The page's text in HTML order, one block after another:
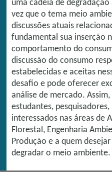
uma cadeia de
vez que o tema meio
discussões atuais
fundamental sua inserção
comportamento do
discussão do consumo
estabelecidas e aceitas
desafio e pode oferecer
análise de mercado.
estudantes,
interessados nas áreas de
Florestal, Engenharia
Produção e a quem
degradar o meio ambiente.